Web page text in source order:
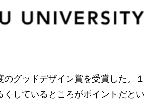
グッドデザイン賞を受賞した。１
しているところがポイントだとい